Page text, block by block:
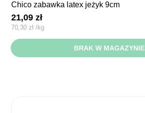
chico zabawka latex jeżyk 9cm
21,09zł
70,30zł /kg
BRAK W MAGAZYNIE